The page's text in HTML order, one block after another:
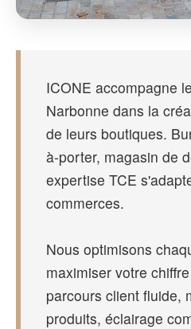
ICONE accompagne
Narbonne dans la
de leurs boutiques.
à-porter, magasin de
expertise TCE
commerces.
Nous optimisons
maximiser votre
parcours client fluide,
produits, éclairage